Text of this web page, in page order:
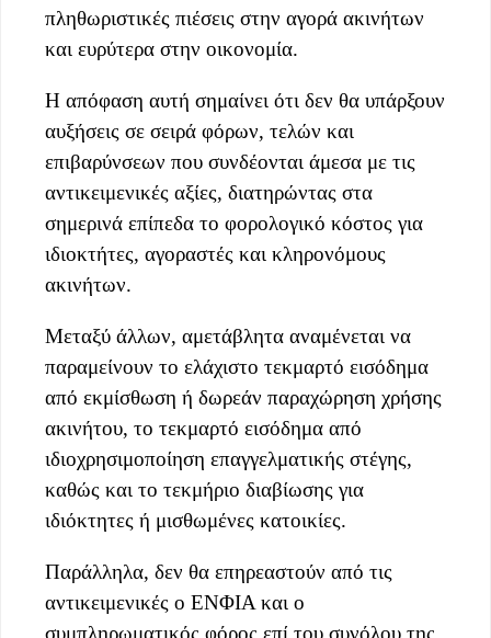
πληθωριστικές πιέσεις στην αγορά ακινήτων
και ευρύτερα στην οικονομία.
Η απόφαση αυτή σημαίνει ότι δεν θα υπάρξουν
αυξήσεις σε σειρά φόρων, τελών και
επιβαρύνσεων που συνδέονται άμεσα με τις
αντικειμενικές αξίες, διατηρώντας στα
σημερινά επίπεδα το φορολογικό κόστος για
ιδιοκτήτες, αγοραστές και κληρονόμους
ακινήτων.
Μεταξύ άλλων, αμετάβλητα αναμένεται να
παραμείνουν το ελάχιστο τεκμαρτό εισόδημα
από εκμίσθωση ή δωρεάν παραχώρηση χρήσης
ακινήτου, το τεκμαρτό εισόδημα από
ιδιοχρησιμοποίηση επαγγελματικής στέγης,
καθώς και το τεκμήριο διαβίωσης για
ιδιόκτητες ή μισθωμένες κατοικίες.
Παράλληλα, δεν θα επηρεαστούν από τις
αντικειμενικές ο ΕΝΦΙΑ και ο
συμπληρωματικός φόρος επί του συνόλου της